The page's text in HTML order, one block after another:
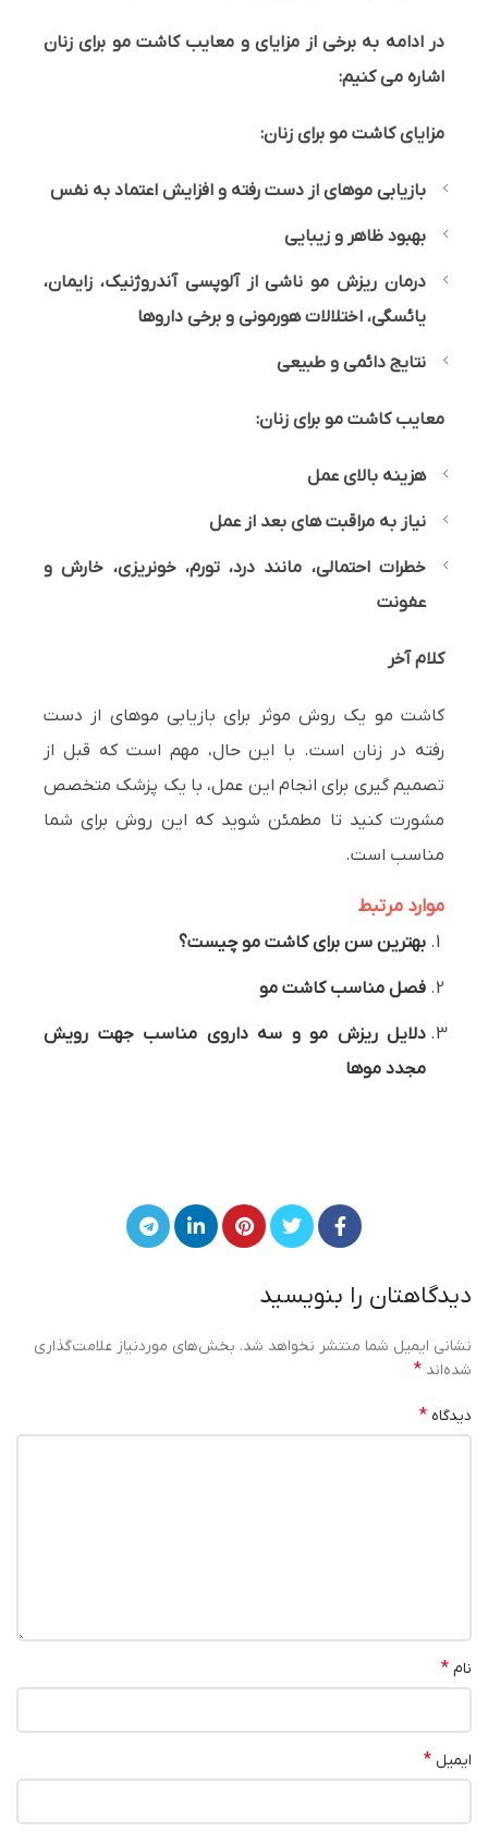
در ادامه به برخی از مزایای و معایب کاشت مو برای زنان
اشاره می کنیم:
مزایای کاشت مو برای زنان:
بازیابی موهای از دست رفته و افزایش اعتماد به نفس
بهبود ظاهر و زیبایی
درمان ریزش مو ناشی از آلوپسی آندروژنیک، زایمان،
یائسگی، اختلالات هورمونی و برخی داروها
نتایج دائمی و طبیعی
معایب کاشت مو برای زنان:
هزینه بالای عمل
نیاز به مراقبت های بعد از عمل
خطرات احتمالی، مانند درد، تورم، خونریزی، خارش و
عفونت
کلام آخر
کاشت مو یک روش موثر برای بازیابی موهای از دست
رفته در زنان است. با این حال، مهم است که قبل از
تصمیم گیری برای انجام این عمل، با یک پزشک متخصص
مشورت کنید تا مطمئن شوید که این روش برای شما
مناسب است.
موارد مرتبط
بهترین سن برای کاشت مو چیست؟
فصل مناسب کاشت مو
دلایل ریزش مو و سه داروی مناسب جهت رویش
مجدد موها
دیدگاهتان را بنویسید
نشانی ایمیل شما منتشر نخواهد شد. بخش‌های موردنیاز علامت‌گذاری
شده‌اند *
دیدگاه *
نام *
ایمیل *